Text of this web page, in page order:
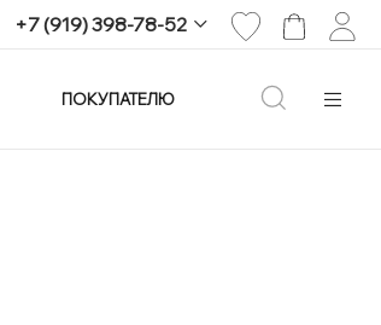
+7 (919) 398-78-52
+7 (919) 398-78-52
ПОКУПАТЕЛЮ